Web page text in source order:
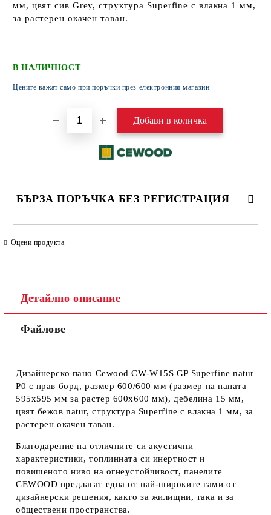
мм, цвят сив Grey, структура Superfine с влакна 1 мм,
за растерен окачен таван.
В НАЛИЧНОСТ
Цените важат само при поръчки през електронния магазин
БЪРЗА ПОРЪЧКА БЕЗ РЕГИСТРАЦИЯ
Оцени продукта
Детайлно описание
Файлове
Дизайнерско пано Cewood CW-W15S GP Superfine natur
P0 с прав борд, размер 600/600 мм (размер на паната
595х595 мм за растер 600х600 мм), дебелина 15 мм,
цвят бежов natur, структура Superfine с влакна 1 мм, за
растерен окачен таван.
Благодарение на отличните си акустични
характеристики, топлинната си инертност и
повишеното ниво на огнеустойчивост, панелите
CEWOOD предлагат една от най-широките гами от
дизайнерски решения, както за жилищни, така и за
обществени пространства.